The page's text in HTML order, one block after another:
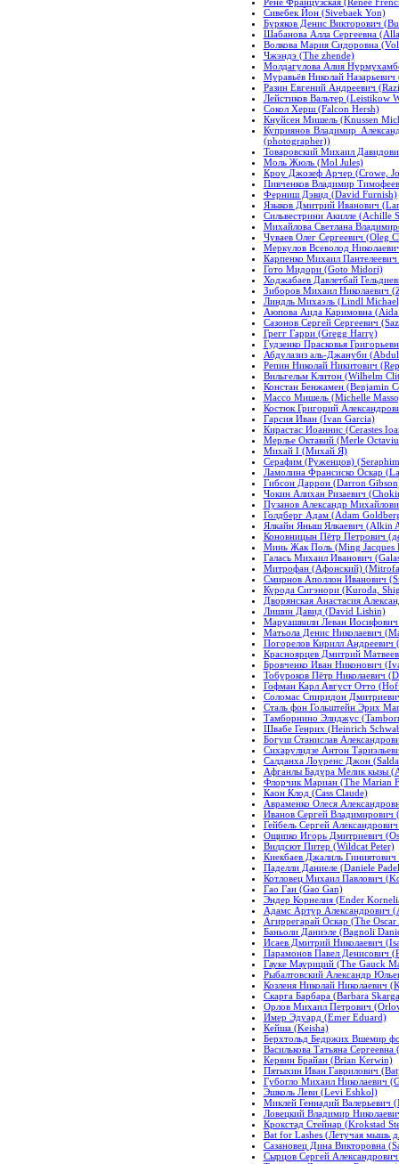
Сивебек Йон (Sivebaek Yon)
Буряков Денис Викторович
Шабанова Алла Сергеевна
Волкова Мария Сидоровна
Чжэндэ (The zhende)
Молдагулова Алия
Муравьёв Николай
Разин Евгений Андреевич
Лейстиков Вальтер (Leistikow
Сокол Херш (Falcon Hersh)
Кнуйсен Мишель (Knussen
Куприянов Владимир
(photographer))
Товаровский Михаил
Моль Жюль (Mol Jules)
Кроу Джозеф Арчер (Crowe,
Пивченков Владимир
Ферниш Дэвид (David Furnish)
Языков Дмитрий Иванович
Сильвестрини Акилле (Achille
Михайлова Светлана
Чуваев Олег Сергеевич (Oleg
Меркулов Всеволод
Карпенко Михаил
Гото Мидори (Goto Midori)
Ходжабаев Давлетбай
Зиборов Михаил Николаевич
Линдль Михаэль (Lindl
Аюпова Аида Каримовна
Сазонов Сергей Сергеевич
Грегг Гарри (Gregg Harry)
Гудзенко Прасковья
Абдулазиз аль-Джануби
Репин Николай Никитович
Вильгельм Клитон (Wilhelm
Констан Бенжамен (Benjamin
Массо Мишель (Michelle
Костюк Григорий
Гарсия Иван (Ivan Garcia)
Кирастас Иоаннис (Cerastes
Мерлье Октавий (Merle
Михай I (Михай Я)
Серафим (Руженцов)
Ламолина Франсиско Оскар
Гибсон Даррон (Darron
Чокин Алихан Ризаевич
Пузанов Александр
Голдберг Адам (Adam
Ялкайн Яныш Ялкаевич (Alkin
Коновницын Пётр Петрович
Минь Жак Поль (Ming Jacques
Галась Михаил Иванович
Митрофан (Афонский)
Смирнов Аполлон Иванович
Курода Сигэнори (Kuroda,
Дворянская Анастасия
Лишин Давид (David Lishin)
Маруашвили Леван
Матьола Денис Николаевич
Погорелов Кирилл
Красноярцев Дмитрий
Бровченко Иван Никонович
Тобуроков Пётр Николаевич
Гофман Карл Август Отто
Соломас Спиридон
Сталь фон Гольштейн Эрих
Тамборнино Элиджус
Швабе Генрих (Heinrich
Богуш Станислав
Сихарулидзе Антон
Салданха Лоуренс Джон
Афганлы Бадура Мелик кызы
Флорчик Мариан (The Marian
Каон Клод (Cass Claude)
Авраменко Олеся
Иванов Сергей
Гейбель Сергей
Ощипко Игорь Дмитриевич
Вилдсют Питер (Wildcat Peter)
Киекбаев Джалиль
Паделли Даниеле (Daniele
Котловец Михаил Павлович
Гао Ган (Gao Gan)
Эндер Корнелия (Ender
Адамс Артур Александрович
Агиррегарай Оскар (The
Баньоли Даниэле (Bagnoli
Исаев Дмитрий Николаевич
Парамонов Павел Денисович
Гауке Мауриций (The Gauck
Рыбалтовский Александр
Козленя Николай Николаевич
Скарга Барбара (Barbara
Орлов Михаил Петрович
Имер Эдуард (Emer Eduard)
Кейша (Keisha)
Берхтольд Бедржих Вшемир
Василькова Татьяна
Кервин Брайан (Brian Kerwin)
Пятыхин Иван Гаврилович
Губогло Михаил Николаевич
Эшколь Леви (Levi Eshkol)
Миклей Геннадий Валерьевич
Ловецкий Владимир
Крокстад Стейнар (Krokstad
Bat for Lashes (Летучая мышь
Сазановец Дина Викторовна
Сырцов Сергей